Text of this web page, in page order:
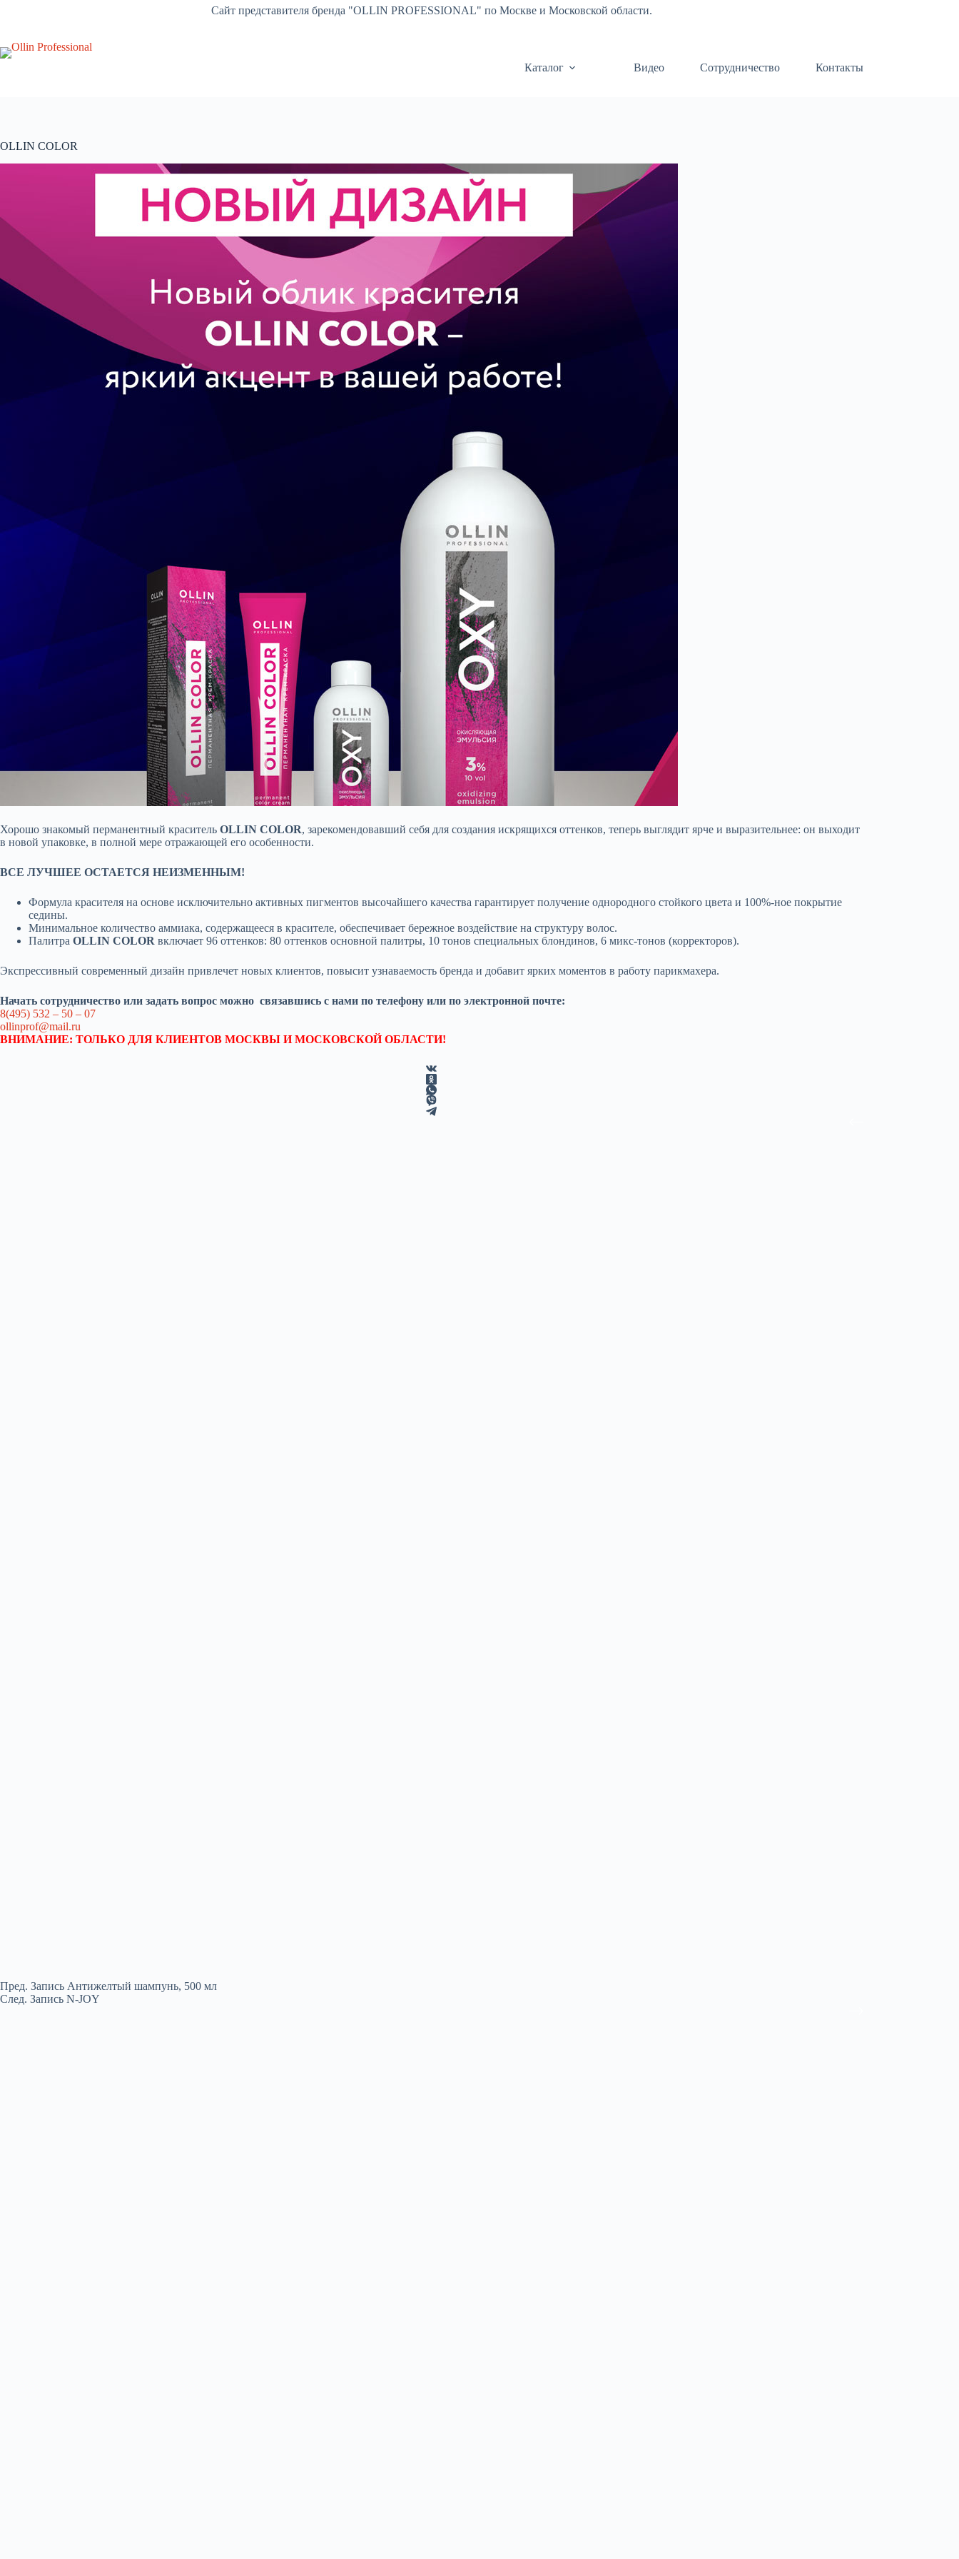
Сайт представителя бренда "OLLIN PROFESSIONAL" по Москве и Московской области.
Каталог Видео Сотрудничество Контакты
OLLIN COLOR
Хорошо знакомый перманентный краситель OLLIN COLOR, зарекомендовавший себя для создания искрящихся оттенков, теперь выглядит ярче и выразительнее: он выходит
в новой упаковке, в полной мере отражающей его особенности.
ВСЕ ЛУЧШЕЕ ОСТАЕТСЯ НЕИЗМЕННЫМ!
Формула красителя на основе исключительно активных пигментов высочайшего качества гарантирует получение однородного стойкого цвета и 100%-ное покрытие
седины.
Минимальное количество аммиака, содержащееся в красителе, обеспечивает бережное воздействие на структуру волос.
Палитра OLLIN COLOR включает 96 оттенков: 80 оттенков основной палитры, 10 тонов специальных блондинов, 6 микс-тонов (корректоров).
Экспрессивный современный дизайн привлечет новых клиентов, повысит узнаваемость бренда и добавит ярких моментов в работу парикмахера.
Начать сотрудничество или задать вопрос можно связавшись с нами по телефону или по электронной почте:
8(495) 532 – 50 – 07
ollinprof@mail.ru
ВНИМАНИЕ: ТОЛЬКО ДЛЯ КЛИЕНТОВ МОСКВЫ И МОСКОВСКОЙ ОБЛАСТИ!
Пред. Запись Антижелтый шампунь, 500 мл
След. Запись N-JOY